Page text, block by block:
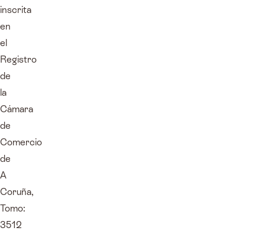
inscrita
en
el
Registro
de
la
Cámara
de
Comercio
de
A
Coruña,
Tomo:
3512